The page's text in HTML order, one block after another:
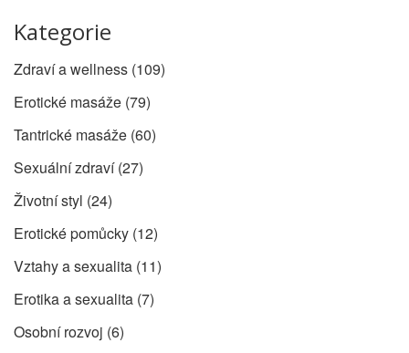
Kategorie
Zdraví a wellness (109)
Erotické masáže (79)
Tantrické masáže (60)
Sexuální zdraví(27)
Životní styl (24)
Erotické pomůcky (12)
Vztahy a sexualita (11)
Erotika a sexualita (7)
Osobní rozvoj (6)